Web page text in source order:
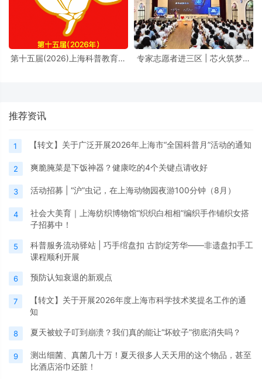
第十五届(2026)上海科普教育创
专家志愿者进三区 | 芯火筑梦进
推荐资讯
1 【转文】关于广泛开展2026年上海市“全国科普月”活动的通知
2 爽脆腌菜是下饭神器？健康吃的4个关键点请收好
3 活动招募 | “沪”虫记，在上海动物园夜游100分钟（8月）
4
社会大美育｜上海纺织博物馆“织织白相相”编织手作铺织女搭
子招募中！
5
科普服务流动驿站 | 巧手绾盘扣 古韵绽芳华——非遗盘扣手工
课程顺利开展
6 预防认知衰退的新观点
7
【转文】关于开展2026年度上海市科学技术奖提名工作的通
知
8 夏天被蚊子叮到崩溃？我们真的能让“坏蚊子”彻底消失吗？
9
测出细菌、真菌几十万！夏天很多人天天用的这个物品，甚至
比酒店浴巾还脏！